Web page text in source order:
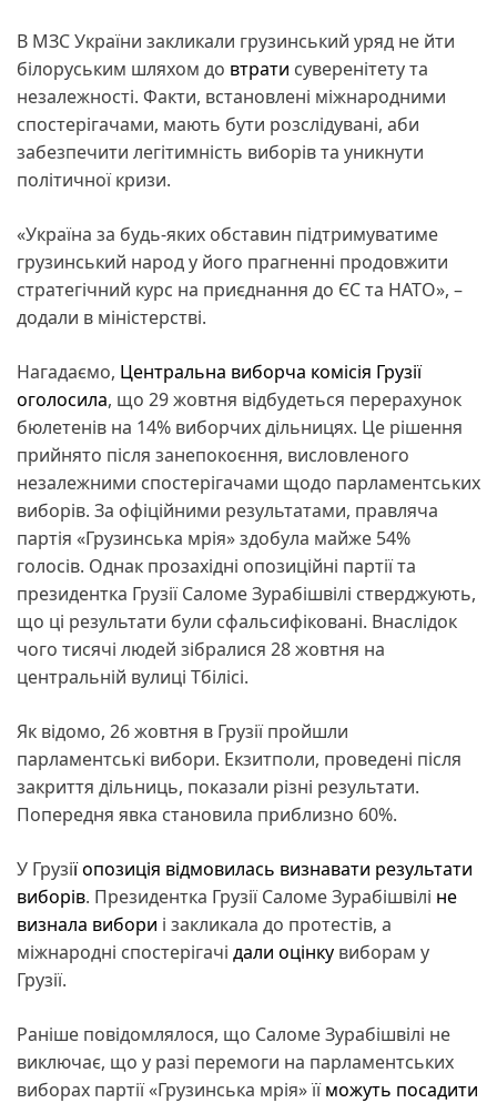
В МЗС України закликали грузинський уряд не йти
білоруським шляхом до втрати суверенітету та
незалежності. Факти, встановлені міжнародними
спостерігачами, мають бути розслідувані, аби
забезпечити легітимність виборів та уникнути
політичної кризи.
«Україна за будь-яких обставин підтримуватиме
грузинський народ у його прагненні продовжити
стратегічний курс на приєднання до ЄС та НАТО», –
додали в міністерстві.
Нагадаємо, Центральна виборча комісія Грузії
оголосила, що 29 жовтня відбудеться перерахунок
бюлетенів на 14% виборчих дільницях. Це рішення
прийнято після занепокоєння, висловленого
незалежними спостерігачами щодо парламентських
виборів. За офіційними результатами, правляча
партія «Грузинська мрія» здобула майже 54%
голосів. Однак прозахідні опозиційні партії та
президентка Грузії Саломе Зурабішвілі стверджують,
що ці результати були сфальсифіковані. Внаслідок
чого тисячі людей зібралися 28 жовтня на
центральній вулиці Тбілісі.
Як відомо, 26 жовтня в Грузії пройшли
парламентські вибори. Екзитполи, проведені після
закриття дільниць, показали різні результати.
Попередня явка становила приблизно 60%.
У Грузії опозиція відмовилась визнавати результати
виборів. Президентка Грузії Саломе Зурабішвілі не
визнала вибори і закликала до протестів, а
міжнародні спостерігачі дали оцінку виборам у
Грузії.
Раніше повідомлялося, що Саломе Зурабішвілі не
виключає, що у разі перемоги на парламентських
виборах партії «Грузинська мрія» їїможуть посадити